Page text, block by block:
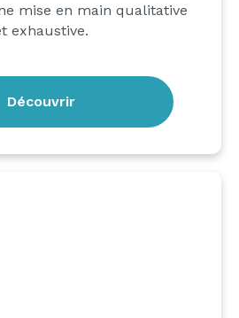
mise en main qualitative
exhaustive.
Découvrir